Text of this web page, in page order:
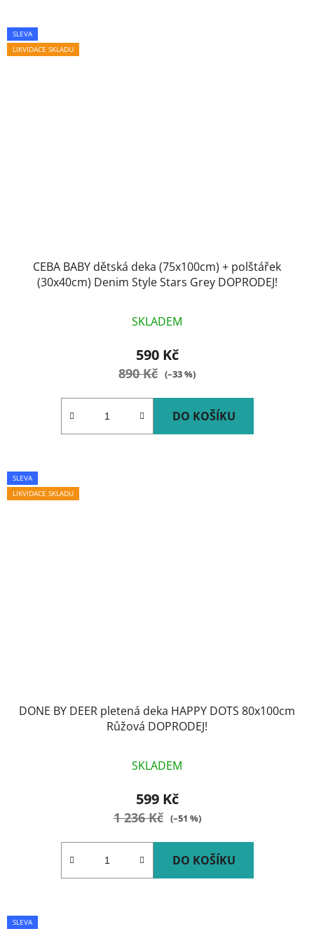
SLEVA
LIKVIDACE SKLADU
CEBA BABY dětská deka (75x100cm) + polštářek
(30x40cm) Denim Style Stars Grey DOPRODEJ!
SKLADEM
590 Kč
890 Kč (–33 %)
DO KOŠÍKU
SLEVA
LIKVIDACE SKLADU
DONE BY DEER pletená deka HAPPY DOTS 80x100cm
Růžová DOPRODEJ!
SKLADEM
599 Kč
1 236 Kč (–51 %)
DO KOŠÍKU
SLEVA